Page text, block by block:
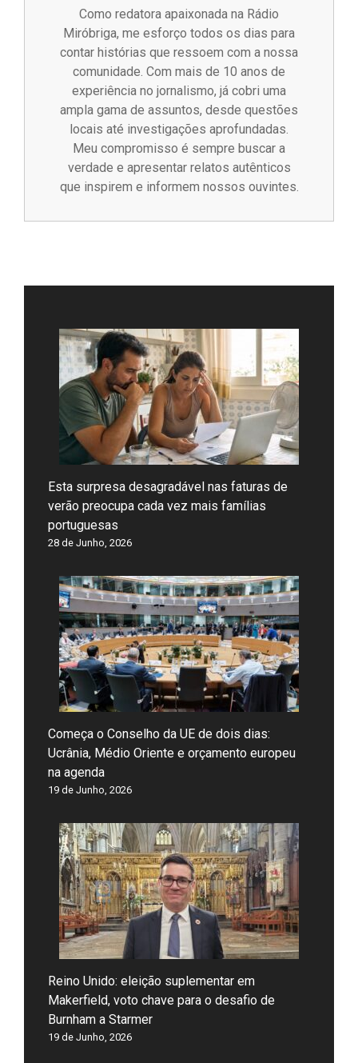
Como redatora apaixonada na Rádio
Miróbriga, me esforço todos os dias para
contar histórias que ressoem com a nossa
comunidade. Com mais de 10 anos de
experiência no jornalismo, já cobri uma
ampla gama de assuntos, desde questões
locais até investigações aprofundadas.
Meu compromisso é sempre buscar a
verdade e apresentar relatos autênticos
que inspirem e informem nossos ouvintes.
Esta surpresa desagradável nas faturas de
verão preocupa cada vez mais famílias
portuguesas
28 de Junho, 2026
Começa o Conselho da UE de dois dias:
Ucrânia, Médio Oriente e orçamento europeu
na agenda
19 de Junho, 2026
Reino Unido: eleição suplementar em
Makerfield, voto chave para o desafio de
Burnham a Starmer
19 de Junho, 2026